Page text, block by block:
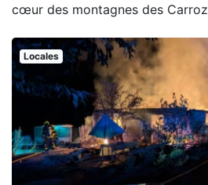
cœur des montagnes des Carroz
Locales